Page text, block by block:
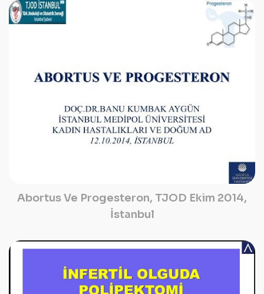
Abortus Ve Progesteron, TJOD Ekim 2014,
İstanbul